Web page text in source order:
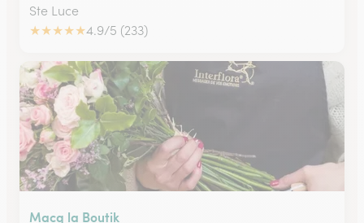
Ste Luce
★★★★★4.9/5 (233)
Macq la Boutik